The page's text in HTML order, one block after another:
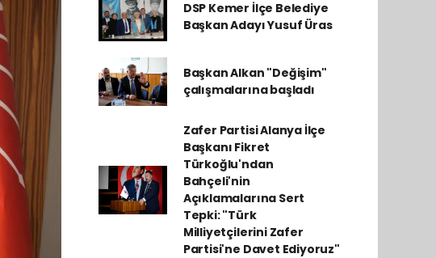
DSP Kemer İlçe Belediye
Başkan Adayı Yusuf Üras
Başkan Alkan "Değişim"
çalışmalarına başladı
Zafer Partisi Alanya İlçe
Başkanı Fikret
Türkoğlu'ndan
Bahçeli'nin
Açıklamalarına Sert
Tepki: "Türk
Milliyetçilerini Zafer
Partisi'ne Davet Ediyoruz"